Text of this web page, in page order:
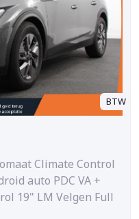
BTW
Climate Control
auto PDC VA +
19" LM Velgen Full